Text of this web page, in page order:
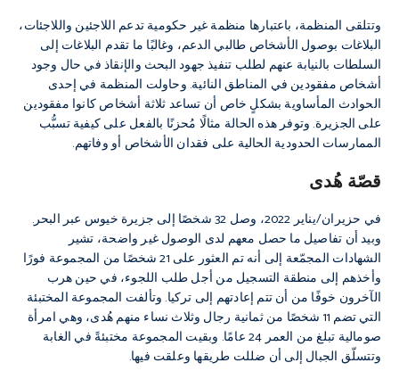
وتتلقى المنظمة، باعتبارها منظمة غير حكومية تدعم اللاجئين واللاجئات،
البلاغات بوصول الأشخاص طالبي الدعم، وغالبًا ما تقدم البلاغات إلى
السلطات بالنيابة عنهم لطلب تنفيذ جهود البحث والإنقاذ في حال وجود
أشخاص مفقودين في المناطق النائية. وحاولت المنظمة في إحدى
الحوادث المأساوية بشكلٍ خاص أن تساعد ثلاثة أشخاص كانوا مفقودين
على الجزيرة. وتوفر هذه الحالة مثالًا مُحزنًا بالفعل على كيفية تسبُّب
الممارسات الحدودية الحالية على فقدان الأشخاص أو وفاتهم.
قصّة هُدى
في حزيران/يناير 2022، وصل 32 شخصًا إلى جزيرة خيوس عبر البحر.
وبيد أن تفاصيل ما حصل معهم لدى الوصول غير واضحة، تشير
الشهادات المجمّعة إلى أنه تم العثور على 21 شخصًا من المجموعة فورًا
وأخذهم إلى منطقة التسجيل من أجل طلب اللجوء، في حين هرب
الآخرون خوفًا من أن تتم إعادتهم إلى تركيا. وتألفت المجموعة المختبئة
التي تضم 11 شخصًا من ثمانية رجال وثلاث نساء منهم هُدى، وهي امرأة
صومالية تبلغ من العمر 24 عامًا. وبقيت المجموعة مختبئةً في الغابة
وتتسلّق الجبال إلى أن ضللت طريقها وعلقت فيها.